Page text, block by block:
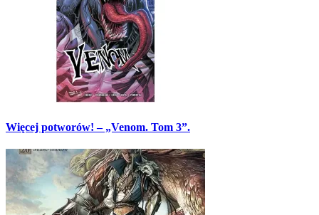
Więcej potworów! – „Venom. Tom 3”.